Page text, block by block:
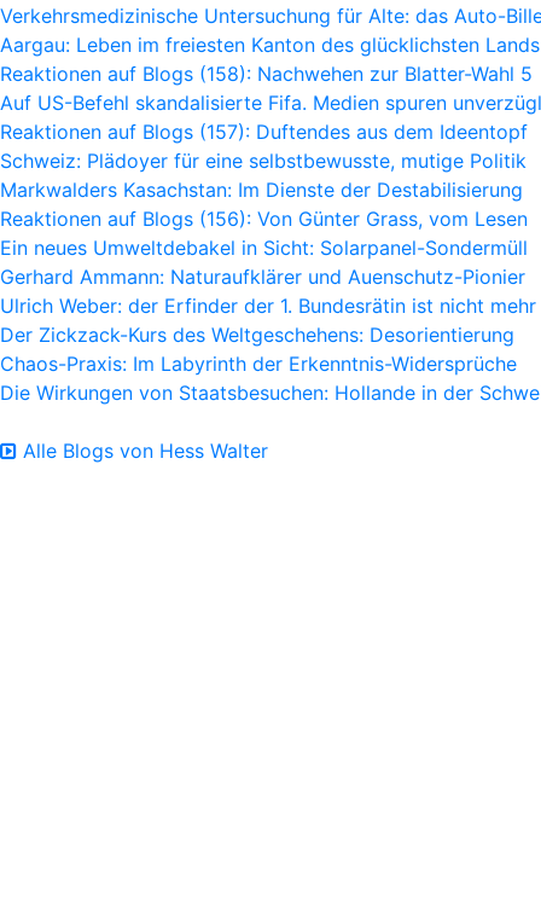
Verkehrsmedizinische Untersuchung für Alte: das Auto-
Aargau: Leben im freiesten Kanton des glücklichsten Lands
Reaktionen auf Blogs (158): Nachwehen zur Blatter-Wahl 5
Auf US-Befehl skandalisierte Fifa. Medien spuren
Reaktionen auf Blogs (157): Duftendes aus dem Ideentopf
Schweiz: Plädoyer für eine selbstbewusste, mutige Politik
Markwalders Kasachstan: Im Dienste der Destabilisierung
Reaktionen auf Blogs (156): Von Günter Grass, vom Lesen
Ein neues Umweltdebakel in Sicht: Solarpanel-Sondermüll
Gerhard Ammann: Naturaufklärer und Auenschutz-Pionier
Ulrich Weber: der Erfinder der 1. Bundesrätin ist nicht mehr
Der Zickzack-Kurs des Weltgeschehens: Desorientierung
Chaos-Praxis: Im Labyrinth der Erkenntnis-Widersprüche
Die Wirkungen von Staatsbesuchen: Hollande in der
Alle Blogs von Hess Walter